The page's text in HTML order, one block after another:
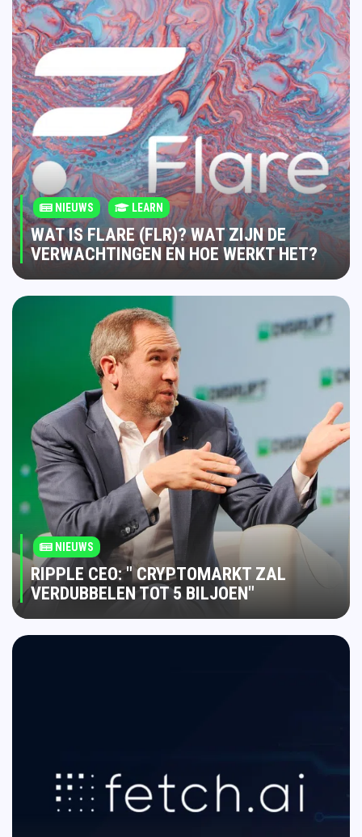
NIEUWS LEARN
WAT IS FLARE (FLR)? WAT ZIJN DE
VERWACHTINGEN EN HOE WERKT HET?
NIEUWS
RIPPLE CEO: " CRYPTOMARKT ZAL
VERDUBBELEN TOT 5 BILJOEN"